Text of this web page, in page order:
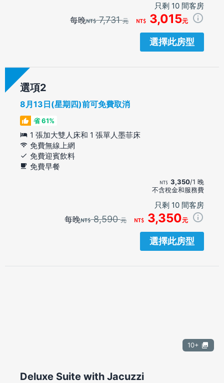
只剩 10 間客房
每晚 7,731元 3,015元
選擇此房型
選項
8月13日(星期四)前可免費取消
省 61%
1 張加大雙人床和 1 張單人墨菲床
免費無線上網
免費迎賓飲料
免費早餐
3,350/1 晚
不含稅金和服務費
只剩 10 間客房
每晚 8,590元 3,350元
選擇此房型
10+
Deluxe Suite with Jacuzzi